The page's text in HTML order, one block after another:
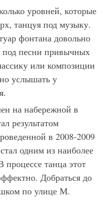
уровней, которые
танцуя под музыку.
фонтана довольно
песни привычных
или композиции
услышать у
на набережной в
результатом
в 2008-2009
одним из наиболее
танца этот
Добраться до
по улице М.